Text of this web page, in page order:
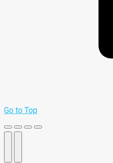
Go to Top